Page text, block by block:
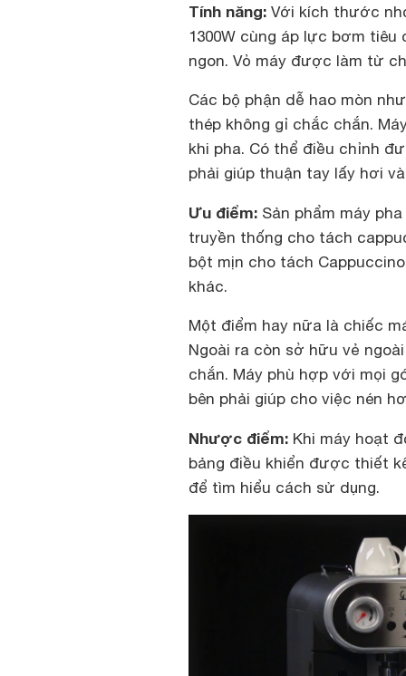
Tính năng: Với kích thước
1300W cùng áp lực bơm tiêu
ngon. Vỏ máy được làm từ
Các bộ phận dễ hao mòn
thép không gỉ chắc chắn.
khi pha. Có thể điều chỉnh
phải giúp thuận tay lấy hơi
Ưu điểm: Sản phẩm máy
truyền thống cho tách
bột mịn cho tách
khác.
Một điểm hay nữa là chiếc
Ngoài ra còn sở hữu vẻ
chắn. Máy phù hợp với mọi
bên phải giúp cho việc nén
Nhược điểm: Khi máy hoạt
bảng điều khiển được thiết
để tìm hiểu cách sử dụng.